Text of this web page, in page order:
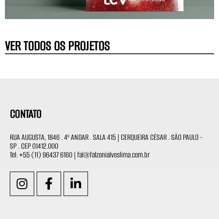
VER TODOS OS PROJETOS
CONTATO
RUA AUGUSTA, 1846 . 4º ANDAR . SALA 415 | CERQUEIRA CÉSAR . SÃO PAULO -
SP . CEP 01412.000
Tel: +55 (11) 96437 6160 | fal@falzonialveslima.com.br